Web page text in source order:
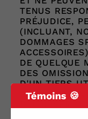
TENUS
PRÉJUDICE,
(INCLUANT,
DOMMAGES
DE QUELQUE
DES
D'UN TIERS
Témoins 🍪